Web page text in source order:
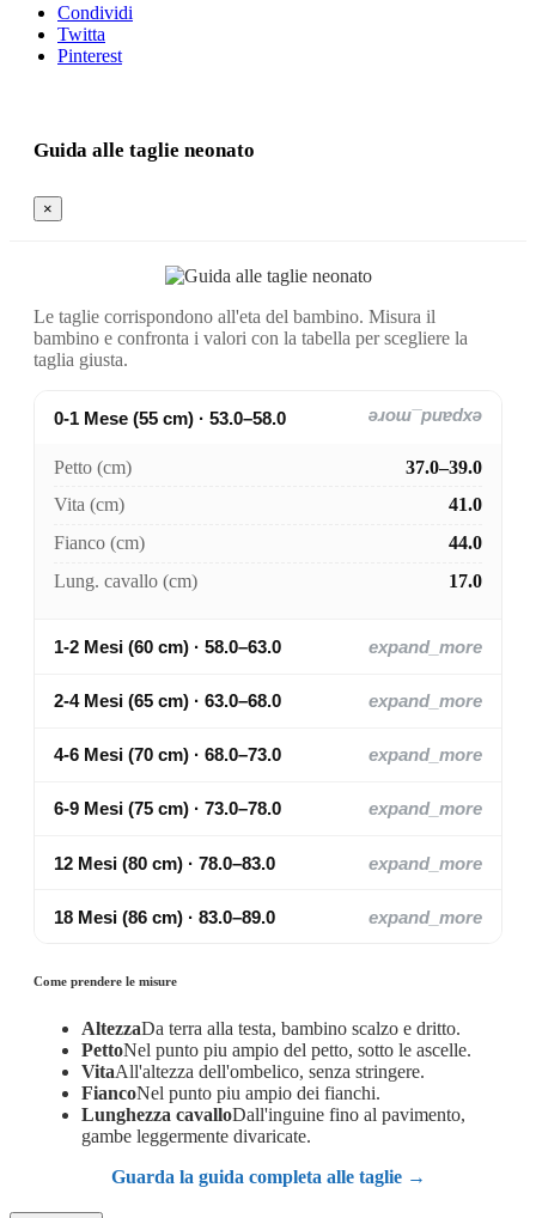
Condividi
Twitta
Pinterest
Guida alle taglie neonato
×
Le taglie corrispondono all'eta del bambino. Misura il
bambino e confronta i valori con la tabella per scegliere la
taglia giusta.
0-1 Mese (55 cm) · 53.0–58.0 expand_more
Petto (cm)
37.0–39.0
Vita (cm)
41.0
Fianco (cm)
44.0
Lung. cavallo (cm)
17.0
1-2 Mesi (60 cm) · 58.0–63.0 expand_more
2-4 Mesi (65 cm) · 63.0–68.0 expand_more
4-6 Mesi (70 cm) · 68.0–73.0 expand_more
6-9 Mesi (75 cm) · 73.0–78.0 expand_more
12 Mesi (80 cm) · 78.0–83.0 expand_more
18 Mesi (86 cm) · 83.0–89.0 expand_more
Come prendere le misure
AltezzaDa terra alla testa, bambino scalzo e dritto.
PettoNel punto piu ampio del petto, sotto le ascelle.
VitaAll'altezza dell'ombelico, senza stringere.
FiancoNel punto piu ampio dei fianchi.
Lunghezza cavalloDall'inguine fino al pavimento,
gambe leggermente divaricate.
Guarda la guida completa alle taglie →